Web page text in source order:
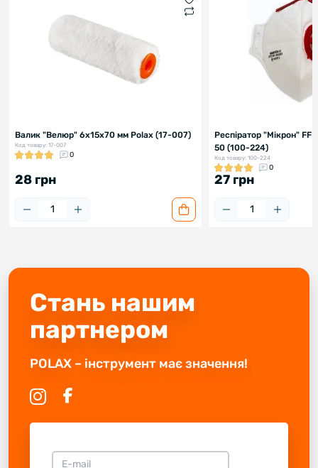
Валик "Велюр" 6х15х70 мм Polax (17-007)
Код товару: 17-007
0
28 грн
Респіратор "Мікрон"
50 (100-224)
Код товару: 100-224
0
27 грн
Стань нашим
партнером
POLAX – інструмент має значення!